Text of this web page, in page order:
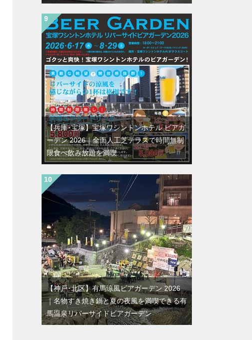
【兵庫･宝塚】宝塚ワシントンホテル ビアガ
ーデン 2026｜全面人工芝テラスで時間無制
限食べ飲み放題を満喫
【神戸･北区】有馬涼風ビアガーデン 2026
｜名物すき焼き鍋と夏の夜風を満喫できる有
馬温泉リバーサイドビアガーデン